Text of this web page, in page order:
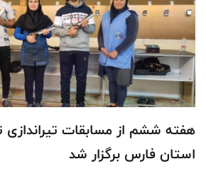
هفته ششم از مسابقات تیراندازی
استان فارس برگزار شد